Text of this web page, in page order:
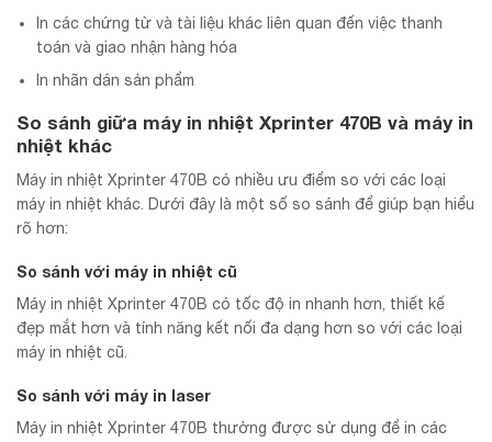
In các chứng từ và tài liệu khác liên quan đến việc thanh
toán và giao nhận hàng hóa
In nhãn dán sản phẩm
So sánh giữa máy in nhiệt Xprinter 470B và máy in
nhiệt khác
Máy in nhiệt Xprinter 470B có nhiều ưu điểm so với các loại
máy in nhiệt khác. Dưới đây là một số so sánh để giúp bạn hiểu
rõ hơn:
So sánh với máy in nhiệt cũ
Máy in nhiệt Xprinter 470B có tốc độ in nhanh hơn, thiết kế
đẹp mắt hơn và tính năng kết nối đa dạng hơn so với các loại
máy in nhiệt cũ.
So sánh với máy in laser
Máy in nhiệt Xprinter 470B thường được sử dụng để in các